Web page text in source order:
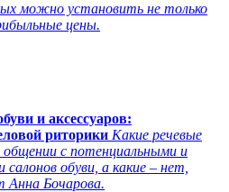
можно установить не только
цены.
и аксессуаров:
риторики Какие речевые
с потенциальными и
обуви, а какие – нет,
Анна Бочарова.